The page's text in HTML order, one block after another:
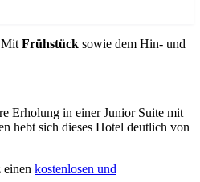
Mit Frühstück sowie dem Hin- und
Erholung in einer Junior Suite mit
hebt sich dieses Hotel deutlich von
einen kostenlosen und